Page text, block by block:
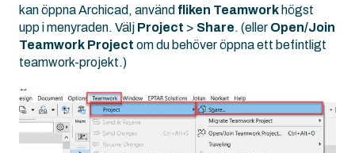
kan öppna Archicad, använd fliken Teamwork högst
upp i menyraden. Välj Project > Share. (eller Open/Join
Teamwork Project om du behöver öppna ett befintligt
teamwork-projekt.)